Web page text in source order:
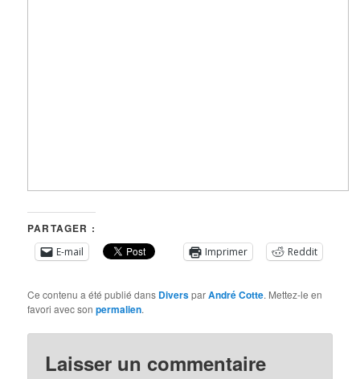
PARTAGER :
E-mail Imprimer Reddit
Ce contenu a été publié dans DiversparAndré Cotte. Mettez-le en
favori avec sonpermalien.
Laisser un commentaire